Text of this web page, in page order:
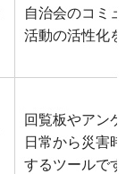
自治会のコミ
活動の活性化
回覧板やアン
日常から災害
するツールで